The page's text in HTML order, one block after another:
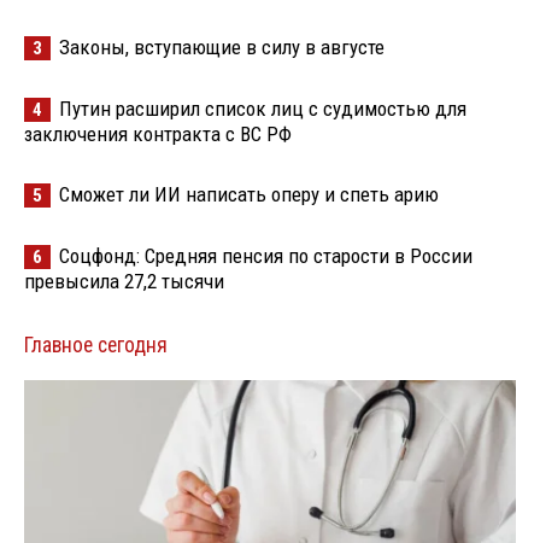
3 Законы, вступающие в силу в августе
4
Путин расширил список лиц с судимостью для
заключения контракта с ВС РФ
5 Сможет ли ИИ написать оперу и спеть арию
6
Соцфонд: Средняя пенсия по старости в России
превысила 27,2 тысячи
Главное сегодня